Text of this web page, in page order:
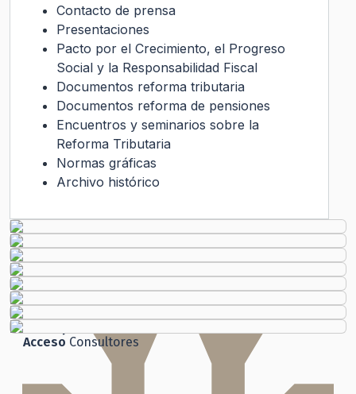
Contacto de prensa
Presentaciones
Pacto por el Crecimiento, el Progreso
Social y la Responsabilidad Fiscal
Documentos reforma tributaria
Documentos reforma de pensiones
Encuentros y seminarios sobre la
Reforma Tributaria
Normas gráficas
Archivo histórico
Ley de Transparencia
Histórico
Ley del Lobby
Ley de Transparencia
Acceso Consultores